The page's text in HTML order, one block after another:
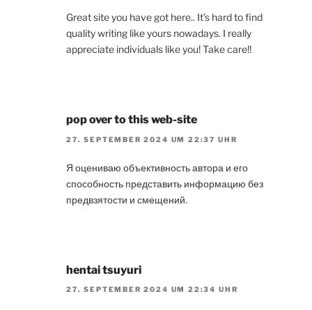
Great site you have got here.. It’s hard to find
quality writing like yours nowadays. I really
appreciate individuals like you! Take care!!
pop over to this web-site
27. SEPTEMBER 2024 UM 22:37 UHR
Я оцениваю объективность автора и его
способность представить информацию без
предвзятости и смещений.
hentai tsuyuri
27. SEPTEMBER 2024 UM 22:34 UHR